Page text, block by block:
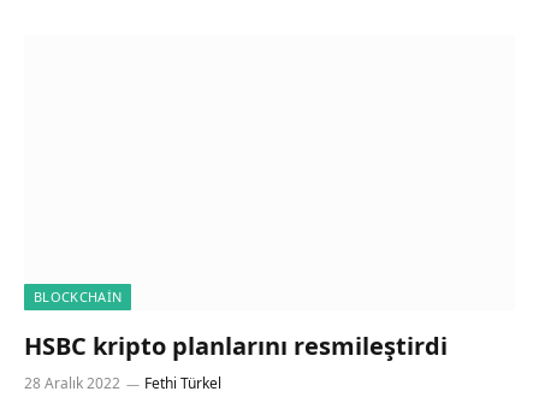
BLOCKCHAIN
HSBC kripto planlarını resmileştirdi
28 Aralık 2022 Fethi Türkel